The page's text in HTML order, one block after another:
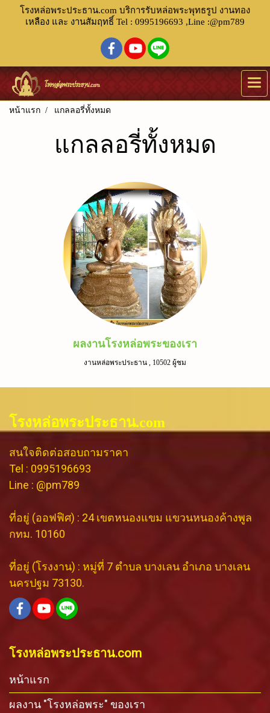
โรงหล่อพระประธาน.com บริการรับหล่อพระพุทธรูป งานทอง
เหลือง และ งานสัมฤทธิ์ Tel : 0995196693 ,Line :@pm789
หน้าแรก แกลลอรี่ทั้งหมด
แกลลอรี่ทั้งหมด
ผลงานโรงหล่อพระของเรา
งานหล่อพระประธาน , 10502 ผู้ชม
โรงหล่อพระประธาน.com
สนใจติดต่อสอบถามราคา
Tel : 0995196693
Line : @pm789
ที่อยู่ (ออฟฟิศ) : 24 เขตหนองแขม แขวนหนองค้างพูล
กทม. 10160
ที่อยู่ (โรงงาน) : หมู่ที่ 7 ตำบล บางเลน อำเภอ บางเลน
นครปฐม 73130.
โรงหล่อพระประธาน.com
หน้าแรก
ผลงาน "โรงหล่อพระ" ของเรา